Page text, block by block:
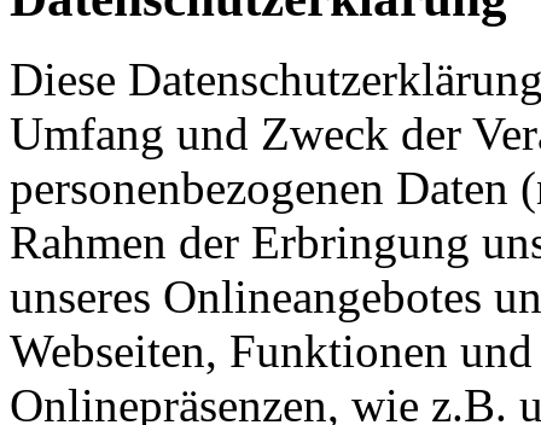
Diese
Umfang und Zweck der
personenbezogenen
Rahmen der Erbringung
unseres Onlineangebotes
Webseiten, Funktionen
Onlinepräsenzen, wie z.B.